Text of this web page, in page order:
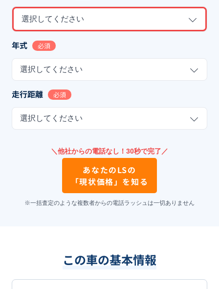
選択してください
年式 必須
選択してください
走行距離 必須
選択してください
＼他社からの電話なし！30秒で完了／
あなたのLSの
「現状価格」を知る
※一括査定のような複数者からの電話ラッシュは一切ありません
この車の基本情報